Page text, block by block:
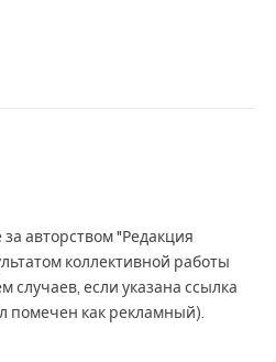
авторством "Редакция
коллективной работы
случаев, если указана ссылка
помечен как рекламный).